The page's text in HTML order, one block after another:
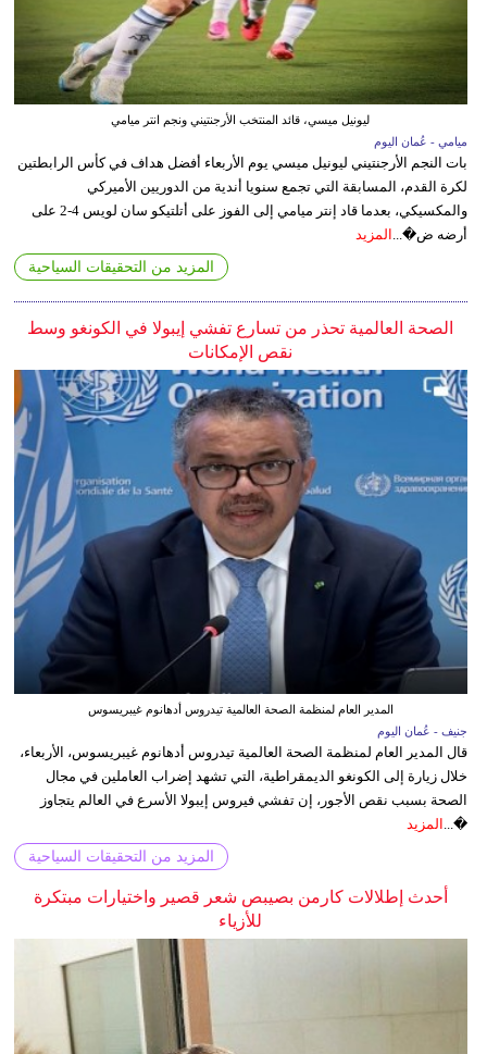
ليونيل ميسي، قائد المنتخب الأرجنتيني ونجم انتر ميامي
ميامي - عُمان اليوم
بات النجم الأرجنتيني ليونيل ميسي يوم الأربعاء أفضل هداف في كأس الرابطتين
لكرة القدم، المسابقة التي تجمع سنويا أندية من الدوريين الأميركي
والمكسيكي، بعدما قاد إنتر ميامي إلى الفوز على أتلتيكو سان لويس 4-2 على
أرضه ض�...
المزيد
المزيد من التحقيقات السياحية
الصحة العالمية تحذر من تسارع تفشي إيبولا في الكونغو وسط
نقص الإمكانات
المدير العام لمنظمة الصحة العالمية تيدروس أدهانوم غيبريسوس
جنيف - عُمان اليوم
قال المدير العام لمنظمة الصحة العالمية تيدروس أدهانوم غيبريسوس، الأربعاء،
خلال زيارة إلى الكونغو الديمقراطية، التي تشهد إضراب العاملين في مجال
الصحة بسبب نقص الأجور، إن تفشي فيروس إيبولا الأسرع في العالم يتجاوز
�... المزيد
المزيد من التحقيقات السياحية
أحدث إطلالات كارمن بصيبص شعر قصير واختيارات مبتكرة
للأزياء